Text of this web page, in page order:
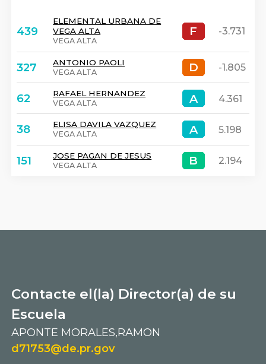
439
ELEMENTAL URBANA DE
VEGA ALTA
VEGA ALTA
F
F -3.731
327 ANTONIO PAOLI
VEGA ALTA D
D -1.805
62 RAFAEL HERNANDEZ
VEGA ALTA A
A 4.361
38 ELISA DAVILA VAZQUEZ
VEGA ALTA A
A 5.198
151 JOSE PAGAN DE JESUS
VEGA ALTA B
B 2.194
Contacte el(la) Director(a) de su
Escuela
APONTE MORALES,RAMON
d71753@de.pr.gov